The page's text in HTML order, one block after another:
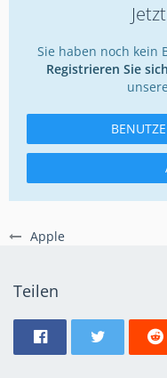
Apple
Sie haben noch kein
Registrieren Sie
Teilen